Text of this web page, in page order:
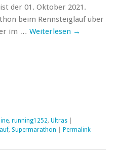
der 01. Oktober 2021.
beim Rennsteiglauf über
im … Weiterlesen →
, running1252, Ultras
, Supermarathon Permalink